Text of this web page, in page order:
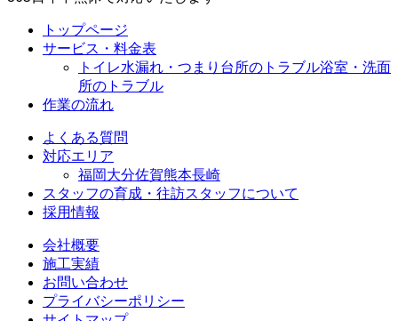
トップページ
サービス・料金表
トイレ水漏れ・つまり 台所のトラブル浴室・洗面
所のトラブル
作業の流れ
よくある質問
対応エリア
福岡大分佐賀熊本長崎
スタッフの育成・往訪スタッフについて
採用情報
会社概要
施工実績
お問い合わせ
プライバシーポリシー